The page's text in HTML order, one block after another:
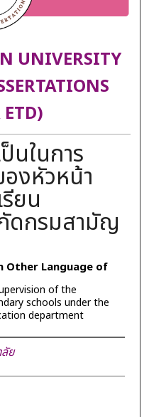
UNIVERSITY
นในการ
งหัวหน้า
ยน
ดกรมสามัญ
Other Language of
of the
schools under the
department
ย